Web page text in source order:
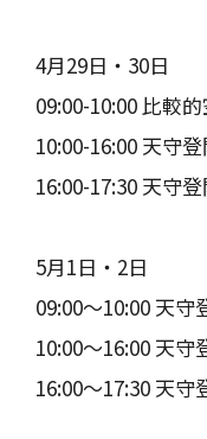
4月29日・30日
09:00-10:00 比較
10:00-16:00 天守
16:00-17:30 天守
5月1日・2日
09:00～10:00 天
10:00～16:00 天
16:00～17:30 天